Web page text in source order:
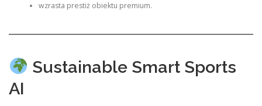
wzrasta prestiż obiektu premium.
Sustainable Smart Sports
AI